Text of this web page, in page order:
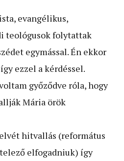
evangélikus,
teológusok folytattak
egymással. Én ekkor
ezzel a kérdéssel.
győződve róla, hogy
Mária örök
hitvallás (református
elfogadniuk) így